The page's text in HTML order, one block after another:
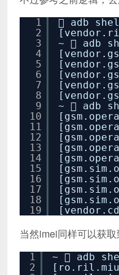
1
2
3
4
5
6
7
8
9
10
11
12
13
14
15
16
17
18
19
 adb
~  adb
~  adb
当然imei同样可以获取
1
2
~  adb